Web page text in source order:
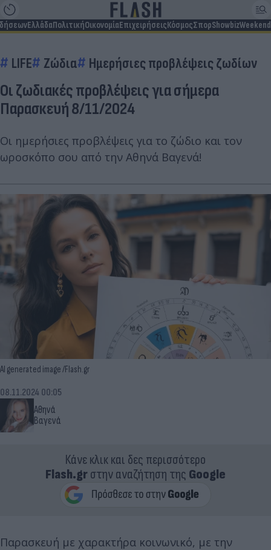
ΕλλάδαΠολιτικήΟικονομίαΕπιχειρήσειςΚόσμοςΣπορShowbizWeekend
LIFE Ζώδια Ημερήσιες προβλέψεις ζωδίων
Οι ζωδιακές προβλέψεις για σήμερα
Παρασκευή 8/11/2024
Οι ημερήσιες προβλέψεις για το ζώδιο και τον
ωροσκόπο σου από την Αθηνά Βαγενά!
AI generated image /Flash.gr
Αθηνά
Βαγενά
08.11.2024 00:05
Κάνε κλικ και δες περισσότερο
Flash.grστην αναζήτηση της Google
Παρασκευή με χαρακτήρα κοινωνικό, με την